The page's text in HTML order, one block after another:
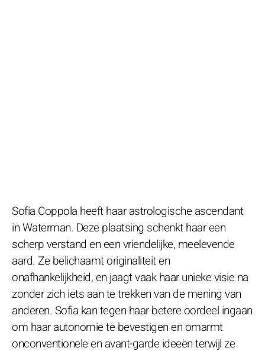
Sofia Coppola heeft haar astrologische ascendant
in Waterman. Deze plaatsing schenkt haar een
scherp verstand en een vriendelijke, meelevende
aard. Ze belichaamt originaliteit en
onafhankelijkheid, en jaagt vaak haar unieke visie na
zonder zich iets aan te trekken van de mening van
anderen. Sofia kan tegen haar betere oordeel ingaan
om haar autonomie te bevestigen en omarmt
onconventionele en avant-garde ideeën terwijl ze